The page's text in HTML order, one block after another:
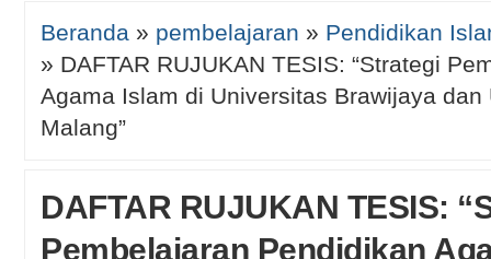
Beranda » pembelajaran » Pendidikan
» DAFTAR RUJUKAN TESIS: “Strategi
Agama Islam di Universitas Brawijaya
Malang”
DAFTAR RUJUKAN TESIS:
Pembelajaran Pendidikan